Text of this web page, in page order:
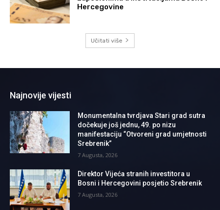
Hercegovine
Učitati više
Najnovije vijesti
Monumentalna tvrdjava Stari grad sutra
dočekuje još jednu, 49. po nizu
manifestaciju “Otvoreni grad umjetnosti
Srebrenik”
7 Augusta, 2026
Direktor Vijeća stranih investitora u
Bosni i Hercegovini posjetio Srebrenik
7 Augusta, 2026